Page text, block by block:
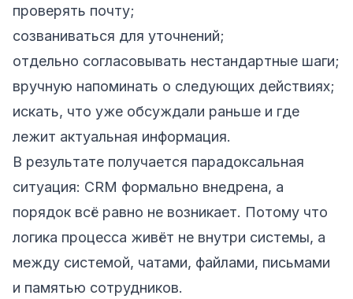
проверять почту;
созваниваться для уточнений;
отдельно согласовывать нестандартные шаги;
вручную напоминать о следующих действиях;
искать, что уже обсуждали раньше и где
лежит актуальная информация.
В результате получается парадоксальная
ситуация: CRM формально внедрена, а
порядок всё равно не возникает. Потому что
логика процесса живёт не внутри системы, а
между системой, чатами, файлами, письмами
и памятью сотрудников.